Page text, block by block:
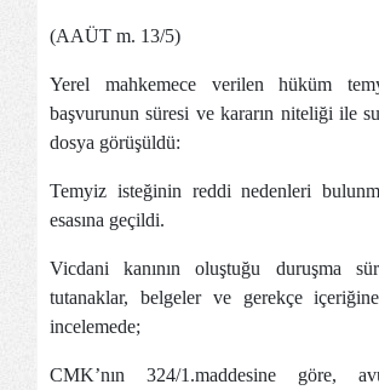
(AAÜT m. 13/5)
Yerel mahkemece verilen hüküm
başvurunun süresi ve kararın niteliği ile
dosya görüşüldü:
Temyiz isteğinin reddi nedenleri
esasına geçildi.
Vicdani kanının oluştuğu duruşma
tutanaklar, belgeler ve gerekçe
incelemede;
CMK’nın 324/1.maddesine göre,